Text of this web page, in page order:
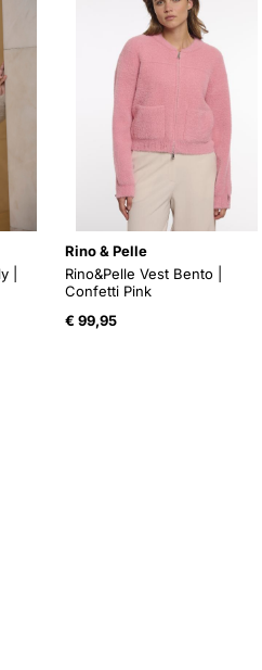
|
Rino & Pelle
Rino&Pelle Vest Bento |
Confetti Pink
€ 99,95